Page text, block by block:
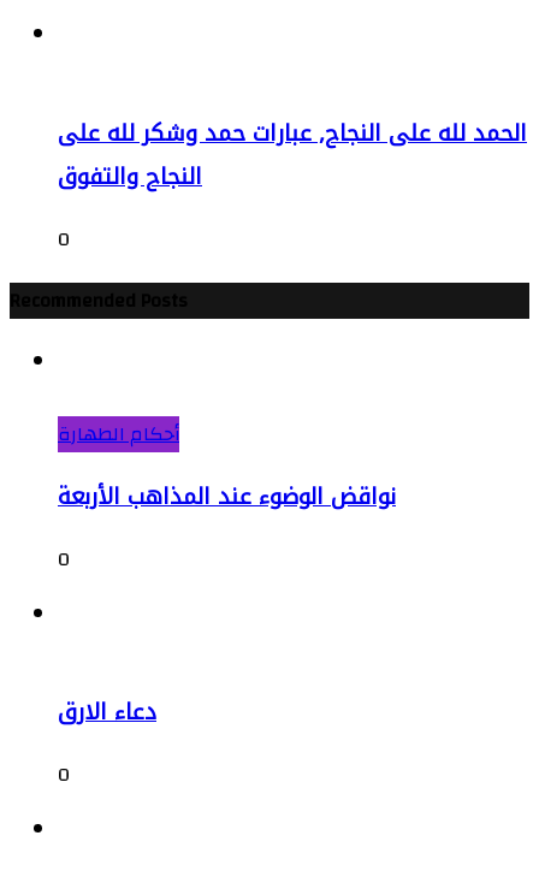
الحمد لله على النجاح, عبارات حمد وشكر لله على
النجاح والتفوق
0
أحكام الطهارة
نواقض الوضوء عند المذاهب الأربعة
0
دعاء الارق
0